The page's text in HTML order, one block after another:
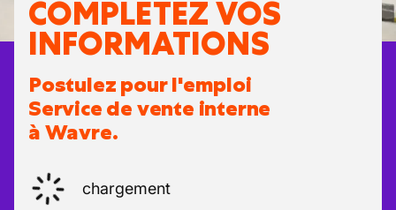
COMPLÉTEZ VOS
INFORMATIONS
Postulez pour l'emploi
Service de vente interne
à Wavre.
chargement